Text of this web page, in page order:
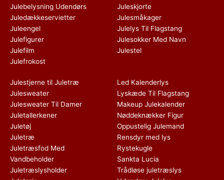
Julebelysning Udendørs
Juledækkeservietter
Juleengel
Julefigurer
Julefilm
Julefrokost
Juleskjorte
Julesmåkager
Julelys Til Flagstang
Julesokker Med Navn
Julestel
Julestjerne til Juletræ
Julesweater
Julesweater Til Damer
Juletallerkener
Juletøj
Juletræ
Juletræsfod Med
Vandbeholder
Juletræslysholder
Led Kalenderlys
Lyskæde Til Flagstang
Makeup Julekalender
Nøddeknækker Figur
Oppustelig Julemand
Rensdyr med lys
Rystekugle
Sankta Lucia
Trådløse juletræslys